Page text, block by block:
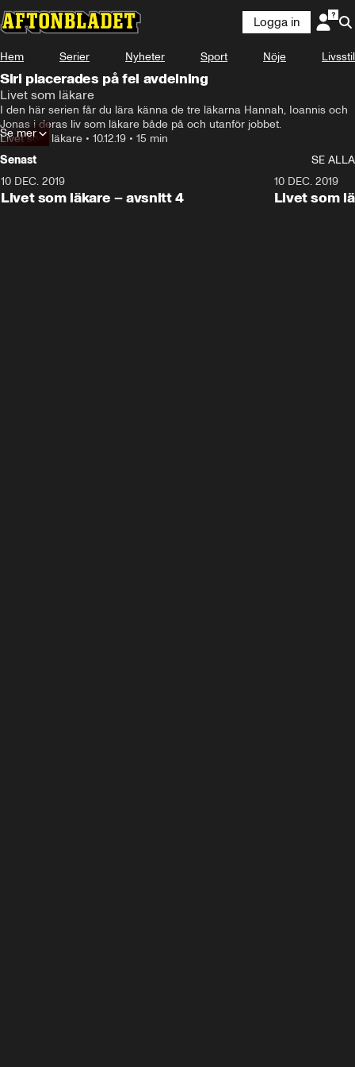
- Det är ganska vanligt att det blir så,
Logga in
Hem Serier Nyheter Sport Nöje Livsstil
Siri placerades på fel avdelning
Livet som läkare
I den här serien får du lära känna de tre läkarna Hannah, Ioannis och
Jonas i deras liv som läkare både på och utanför jobbet.
Livet som läkare • 10.12.19 • 15 min
Se mer
Senast
SE ALLA
10 DEC. 2019
Livet som läkare – avsnitt 4
10 DEC. 2019
Livet som